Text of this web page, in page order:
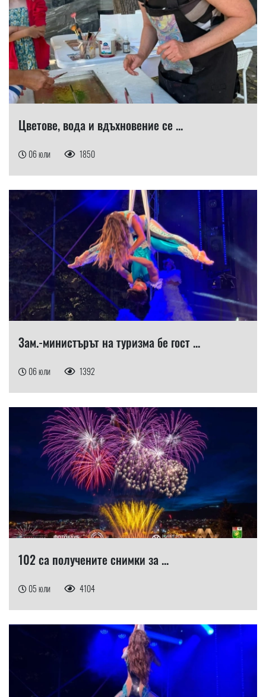
Цветове, вода и вдъхновение се ...
06 юли 1850
Зам.-министърът на туризма бе гост ...
06 юли 1392
102 са получените снимки за ...
05 юли 4104